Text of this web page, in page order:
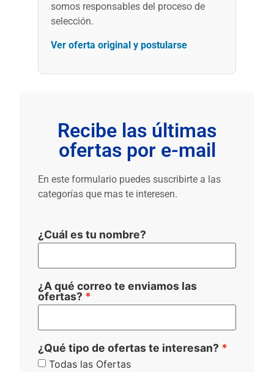
somos responsables del proceso de
selección.
Ver oferta original y postularse
Recibe las últimas
ofertas por e-mail
En este formulario puedes suscribirte a las
categorías que mas te interesen.
¿Cuál es tu nombre?
¿A qué correo te enviamos las
ofertas?
¿Qué tipo de ofertas te interesan?
Todas las Ofertas